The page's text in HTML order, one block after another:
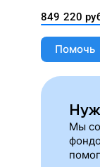
849 220
Помочь
Мы